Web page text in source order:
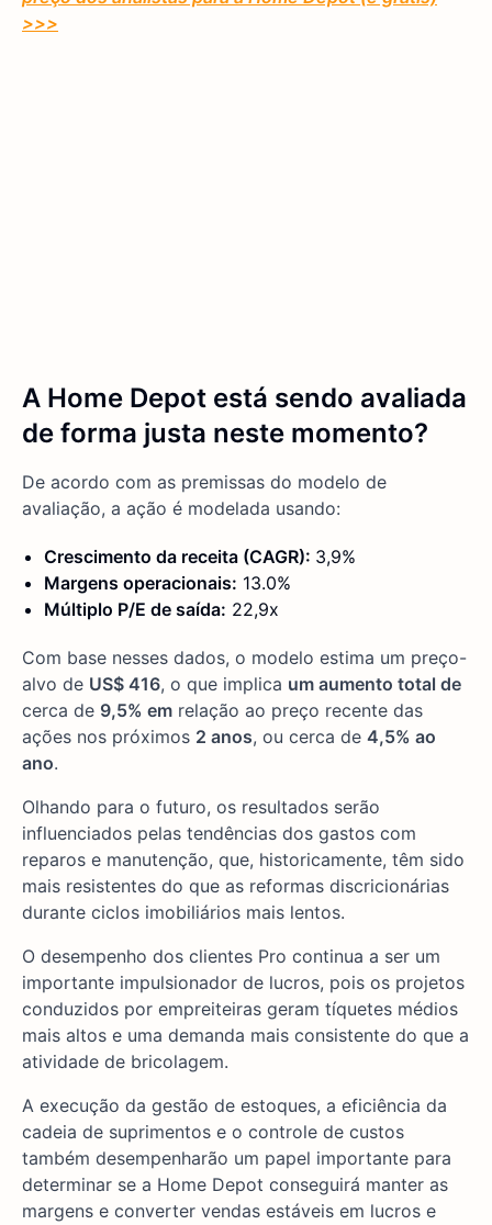
>>>
A Home Depot está sendo avaliada
de forma justa neste momento?
De acordo com as premissas do modelo de
avaliação, a ação é modelada usando:
Crescimento da receita (CAGR): 3,9%
Margens operacionais: 13.0%
Múltiplo P/E de saída: 22,9x
Com base nesses dados, o modelo estima um preço-
alvo de US$ 416, o que implica um aumento total de
cerca de 9,5% em relação ao preço recente das
ações nos próximos 2 anos, ou cerca de 4,5% ao
ano.
Olhando para o futuro, os resultados serão
influenciados pelas tendências dos gastos com
reparos e manutenção, que, historicamente, têm sido
mais resistentes do que as reformas discricionárias
durante ciclos imobiliários mais lentos.
O desempenho dos clientes Pro continua a ser um
importante impulsionador de lucros, pois os projetos
conduzidos por empreiteiras geram tíquetes médios
mais altos e uma demanda mais consistente do que a
atividade de bricolagem.
A execução da gestão de estoques, a eficiência da
cadeia de suprimentos e o controle de custos
também desempenharão um papel importante para
determinar se a Home Depot conseguirá manter as
margens e converter vendas estáveis em lucros e